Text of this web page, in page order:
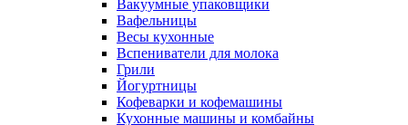
Вакуумные упаковщики
Вафельницы
Весы кухонные
Вспениватели для молока
Грили
Йогуртницы
Кофеварки и кофемашины
Кухонные машины и комбайны